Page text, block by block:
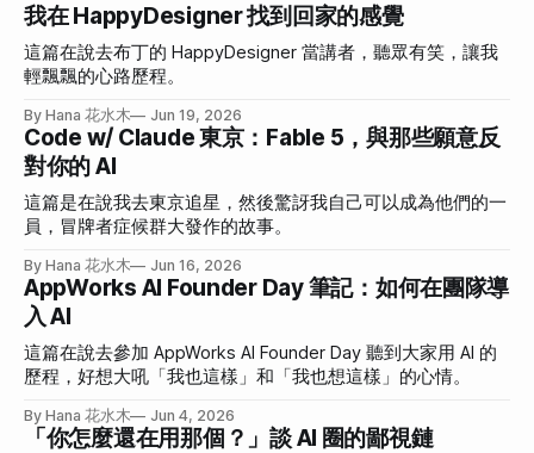
我在 HappyDesigner 找到回家的感覺
這篇在說去布丁的 HappyDesigner 當講者，聽眾有笑，讓我
輕飄飄的心路歷程。
By Hana 花水木 Jun 19, 2026
Code w/ Claude 東京：Fable 5，與那些願意反
對你的 AI
這篇是在說我去東京追星，然後驚訝我自己可以成為他們的一
員，冒牌者症候群大發作的故事。
By Hana 花水木 Jun 16, 2026
AppWorks AI Founder Day 筆記：如何在團隊導
入 AI
這篇在說去參加 AppWorks AI Founder Day 聽到大家用 AI 的
歷程，好想大吼「我也這樣」和「我也想這樣」的心情。
By Hana 花水木 Jun 4, 2026
「你怎麼還在用那個？」談 AI 圈的鄙視鏈